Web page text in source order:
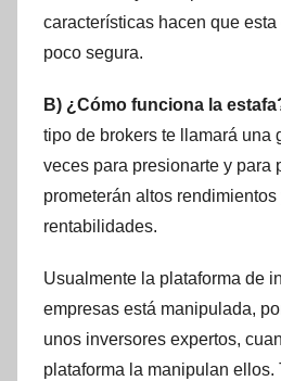
características hacen que
poco segura.
B) ¿Cómo funciona la
tipo de brokers te llamará una
veces para presionarte y para
prometerán altos
rentabilidades.
Usualmente la plataforma de
empresas está manipulada,
unos inversores expertos,
plataforma la manipulan ellos.